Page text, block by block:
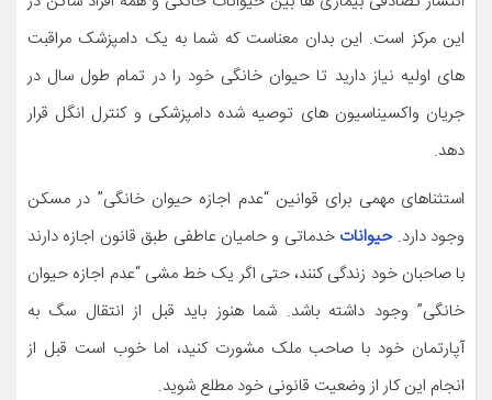
این مرکز است. این بدان معناست که شما به یک دامپزشک مراقبت
های اولیه نیاز دارید تا حیوان خانگی خود را در تمام طول سال در
جریان واکسیناسیون های توصیه شده دامپزشکی و کنترل انگل قرار
دهد.
استثناهای مهمی برای قوانین “عدم اجازه حیوان خانگی” در مسکن
وجود دارد.حیوانات خدماتی و حامیان عاطفی طبق قانون اجازه دارند
با صاحبان خود زندگی کنند، حتی اگر یک خط مشی “عدم اجازه حیوان
خانگی” وجود داشته باشد. شما هنوز باید قبل از انتقال سگ به
آپارتمان خود با صاحب ملک مشورت کنید، اما خوب است قبل از
انجام این کار از وضعیت قانونی خود مطلع شوید.